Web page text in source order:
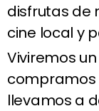
disfrutas de
cine local y
Viviremos
compramos
llevamos a